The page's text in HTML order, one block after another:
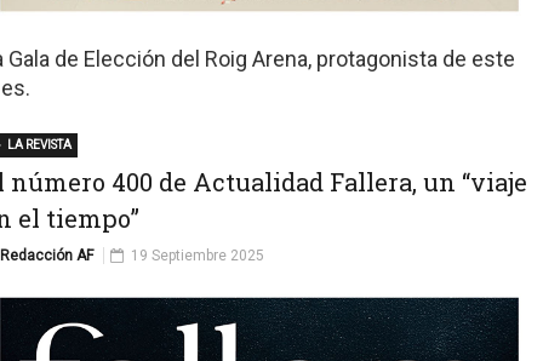
Gala de Elección del Roig Arena, protagonista de este
número 400 de Actualidad Fallera, un “viaje
el tiempo”
Redacción AF
LA REVISTA
19 Septiembre 2025